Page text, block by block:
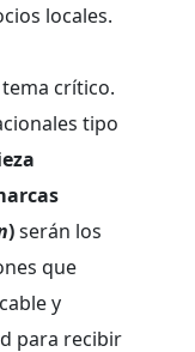
locales.
crítico.
tipo
)serán los
que
y
para recibir